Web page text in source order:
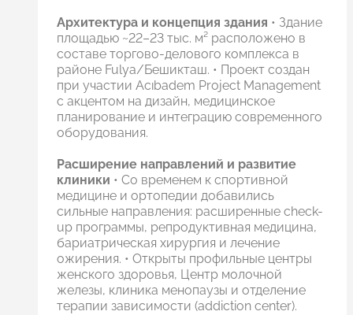
Архитектура и концепция здания • Здание
площадью ~22–23 тыс. м² расположено в
составе торгово-делового комплекса в
районе Fulya/Бешикташ. • Проект создан
при участии Acıbadem Project Management
с акцентом на дизайн, медицинское
планирование и интеграцию современного
оборудования.
Расширение направлений и развитие
клиники • Со временем к спортивной
медицине и ортопедии добавились
сильные направления: расширенные check-
up программы, репродуктивная медицина,
бариатрическая хирургия и лечение
ожирения. • Открыты профильные центры
женского здоровья, Центр молочной
железы, клиника менопаузы и отделение
терапии зависимости (addiction center).